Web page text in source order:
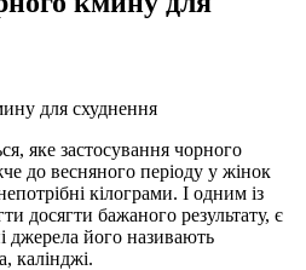
для схуднення
яке застосування чорного
до весняного періоду у жінок
кілограми. І одним із
досягти бажаного результату, є
джерела його називають
калінджі.